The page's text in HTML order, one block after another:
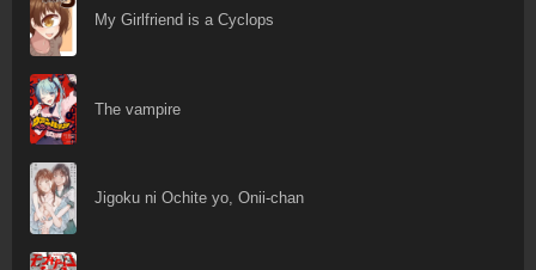
My Girlfriend is a Cyclops
The vampire
Jigoku ni Ochite yo, Onii-chan